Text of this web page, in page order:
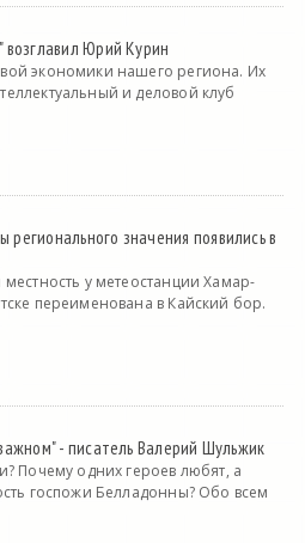
возглавил Юрий Курин
экономики нашего региона. Их
и деловой клуб
значения появились в
у метеостанции Хамар-
переименована в Кайский бор.
- писатель Валерий Шульжик
Почему одних героев любят, а
госпожи Белладонны? Обо всем